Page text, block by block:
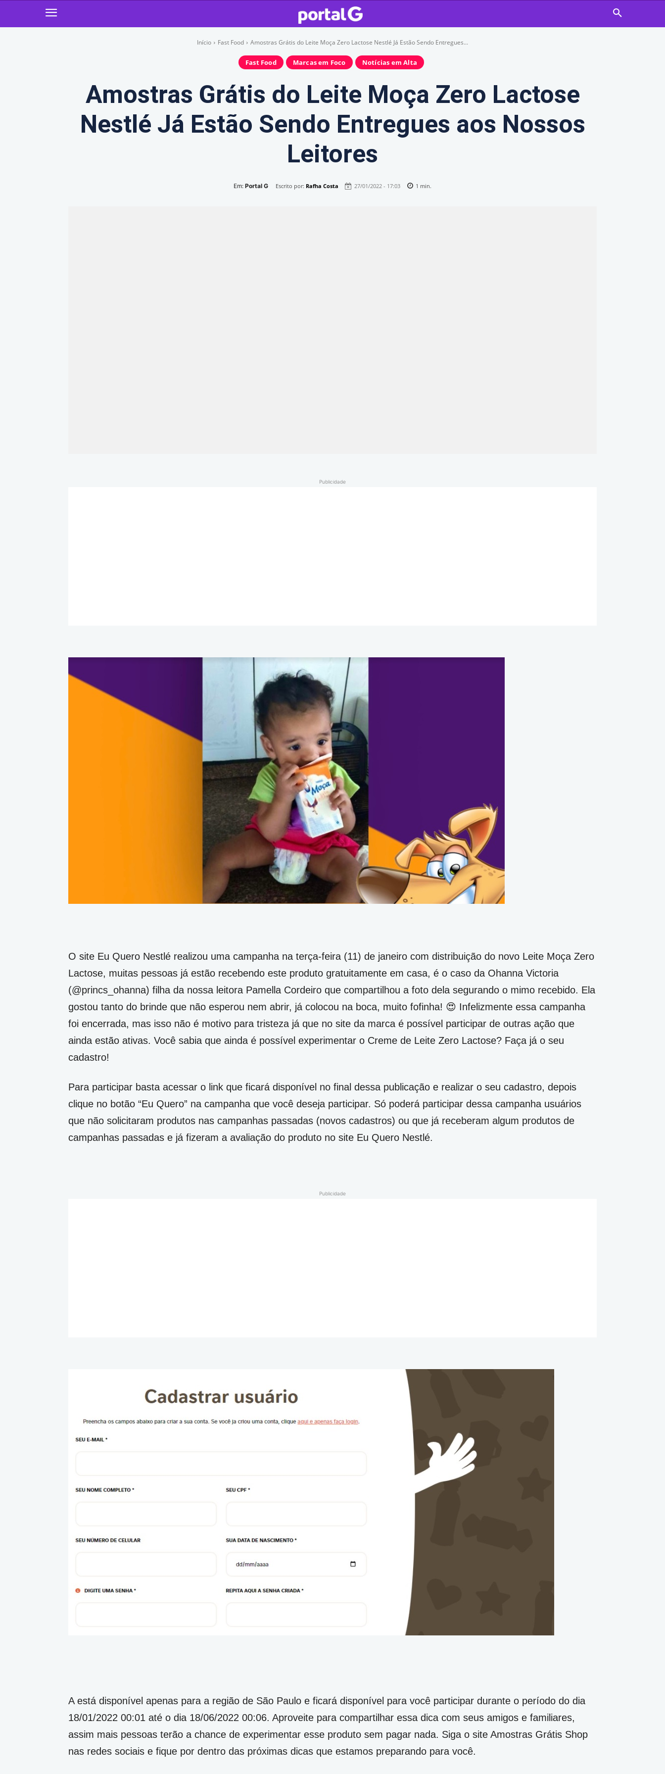
Início Fast Food Amostras Grátis do Leite Moça Zero Lactose Nestlé Já Estão Sendo Entregues...
Fast Food Marcas em Foco Notícias em Alta
Amostras Grátis do Leite Moça Zero Lactose
Nestlé Já Estão Sendo Entregues aos Nossos
Leitores
Em: Portal G Escrito por: Rafha Costa 27/01/2022 - 17:03 1 min.
Publicidade
O site Eu Quero Nestlé realizou uma campanha na terça-feira (11) de janeiro com distribuição do novo Leite Moça Zero
Lactose, muitas pessoas já estão recebendo este produto gratuitamente em casa, é o caso da Ohanna Victoria
(@princs_ohanna) filha da nossa leitora Pamella Cordeiro que compartilhou a foto dela segurando o mimo recebido. Ela
gostou tanto do brinde que não esperou nem abrir, já colocou na boca, muito fofinha! 😍 Infelizmente essa campanha
foi encerrada, mas isso não é motivo para tristeza já que no site da marca é possível participar de outras ação que
ainda estão ativas. Você sabia que ainda é possível experimentar o Creme de Leite Zero Lactose? Faça já o seu
cadastro!
Para participar basta acessar o link que ficará disponível no final dessa publicação e realizar o seu cadastro, depois
clique no botão “Eu Quero” na campanha que você deseja participar. Só poderá participar dessa campanha usuários
que não solicitaram produtos nas campanhas passadas (novos cadastros) ou que já receberam algum produtos de
campanhas passadas e já fizeram a avaliação do produto no site Eu Quero Nestlé.
Publicidade
A está disponível apenas para a região de São Paulo e ficará disponível para você participar durante o período do dia
18/01/2022 00:01 até o dia 18/06/2022 00:06. Aproveite para compartilhar essa dica com seus amigos e familiares,
assim mais pessoas terão a chance de experimentar esse produto sem pagar nada. Siga o site Amostras Grátis Shop
nas redes sociais e fique por dentro das próximas dicas que estamos preparando para você.